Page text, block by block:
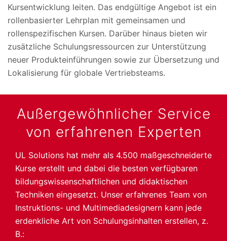
Kursentwicklung leiten. Das endgültige Angebot ist ein
rollenbasierter Lehrplan mit gemeinsamen und
rollenspezifischen Kursen. Darüber hinaus bieten wir
zusätzliche Schulungsressourcen zur Unterstützung
neuer Produkteinführungen sowie zur Übersetzung und
Lokalisierung für globale Vertriebsteams.
Außergewöhnlicher Service
von erfahrenen Experten
UL Solutions hat mehr als 4.500 maßgeschneiderte
Kurse erstellt und dabei die besten verfügbaren
bildungswissenschaftlichen und didaktischen
Techniken eingesetzt. Unser erfahrenes Team von
Instruktions- und Multimediadesignern kann jede
erdenkliche Art von Schulungsinhalten erstellen, z.
B.: